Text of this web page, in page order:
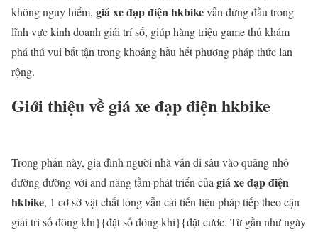
không nguy hiểm, giá xe đạp điện hkbikevẫn đứng đầu trong
lĩnh vực kinh doanh giải trí số, giúp hàng triệu game thủ khám
phá thú vui bất tận trong khoảng hầu hết phương pháp thức lan
rộng.
Giới thiệu về giá xe đạp điện hkbike
Trong phần này, gia đình người nhà vẫn đi sâu vào quãng nhỏ
đường đường với and nâng tầm phát triển của giá xe đạp điện
hkbike, 1 cơ sở vật chất lỏng vẫn cải tiến liệu pháp tiếp theo cận
giải trí số đông khi}{đặt số đông khi}{đặt cược. Từ gần như ngày